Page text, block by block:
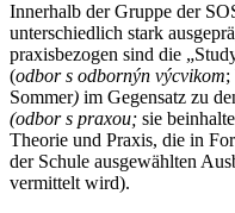
Innerhalb der Gruppe der
unterschiedlich stark
praxisbezogen sind die
(odbor s odbornýn výcvikom;
Sommer) im Gegensatz zu
(odbor s praxou; sie
Theorie und Praxis, die in
der Schule ausgewählten
vermittelt wird).